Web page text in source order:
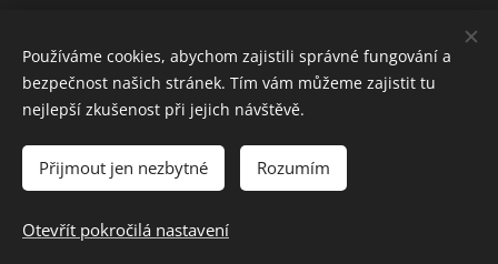
DO KOŠÍKU
CESARIO DECOR
Copyright 2023CESARIO DECOR. Všechna práva vyhrazena.
Cookies
Používáme cookies, abychom zajistili správné fungování a
bezpečnost našich stránek. Tím vám můžeme zajistit tu
nejlepší zkušenost při jejich návštěvě.
Přijmout jen nezbytné Rozumím
Otevřít pokročilá nastavení